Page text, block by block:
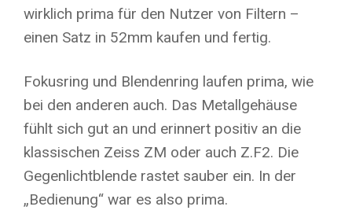
wirklich prima für den Nutzer von Filtern –
einen Satz in 52mm kaufen und fertig.
Fokusring und Blendenring laufen prima, wie
bei den anderen auch. Das Metallgehäuse
fühlt sich gut an und erinnert positiv an die
klassischen Zeiss ZM oder auch Z.F2. Die
Gegenlichtblende rastet sauber ein. In der
„Bedienung“ war es also prima.